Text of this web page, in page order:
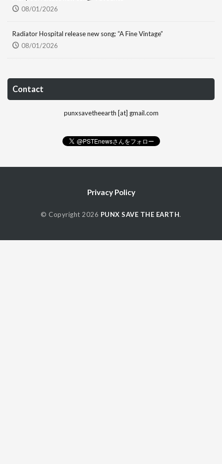
08/01/2026
Radiator Hospital release new song; “A Fine Vintage”
08/01/2026
Contact
punxsavetheearth [at] gmail.com
Privacy Policy
© Copyright 2026 PUNX SAVE THE EARTH.